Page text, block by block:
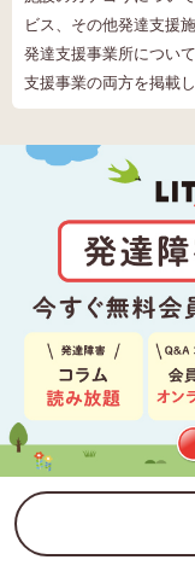
ビス、その他発達支援
発達支援事業所につい
支援事業の両方を掲載し